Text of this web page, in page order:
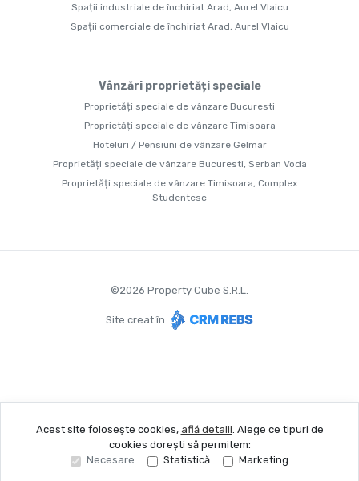
Spații industriale de închiriat Arad, Aurel Vlaicu
Spații comerciale de închiriat Arad, Aurel Vlaicu
Vânzări proprietăți speciale
Proprietăți speciale de vânzare Bucuresti
Proprietăți speciale de vânzare Timisoara
Hoteluri / Pensiuni de vânzare Gelmar
Proprietăți speciale de vânzare Bucuresti, Serban Voda
Proprietăți speciale de vânzare Timisoara, Complex
Studentesc
©2026 Property Cube S.R.L.
Site creat în
Acest site folosește cookies, află detalii. Alege ce tipuri de
cookies dorești să permitem:
Necesare
Statistică Marketing